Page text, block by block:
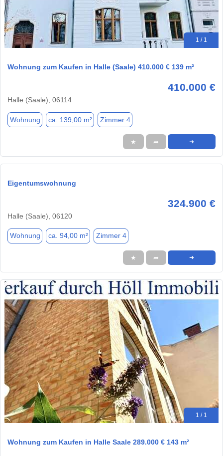
1 / 1
Wohnung zum Kaufen in Halle (Saale) 410.000 € 139 m²
410.000 €
Halle (Saale), 06114
Wohnung ca. 139,00 m² Zimmer 4
★ ➦ ➜
Eigentumswohnung
324.900 €
Halle (Saale), 06120
Wohnung ca. 94,00 m² Zimmer 4
★ ➦ ➜
1 / 1
Wohnung zum Kaufen in Halle Saale 289.000 € 143 m²